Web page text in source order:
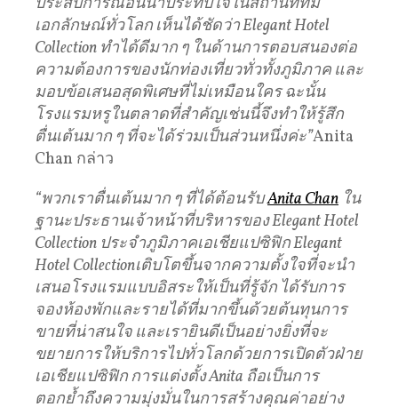
เอกลักษณ์ทั่วโลก เห็นได้ชัดว่า Elegant Hotel
Collection ทำได้ดีมาก ๆ ในด้านการตอบสนองต่อ
ความต้องการของนักท่องเที่ยวทั่วทั้งภูมิภาค และ
มอบข้อเสนอสุดพิเศษที่ไม่เหมือนใคร ฉะนั้น
โรงแรมหรูในตลาดที่สำคัญเช่นนี้จึงทำให้รู้สึก
ตื่นเต้นมาก ๆ ที่จะได้ร่วมเป็นส่วนหนึ่งค่ะ”Anita
Chan กล่าว
“พวกเราตื่นเต้นมาก ๆ ที่ได้ต้อนรับAnita Chan ใน
ฐานะประธานเจ้าหน้าที่บริหารของ Elegant Hotel
Collection ประจำภูมิภาคเอเชียแปซิฟิก Elegant
Hotel Collectionเติบโตขึ้นจากความตั้งใจที่จะนำ
เสนอโรงแรมแบบอิสระให้เป็นที่รู้จัก ได้รับการ
จองห้องพักและรายได้ที่มากขึ้นด้วยต้นทุนการ
ขายที่น่าสนใจ และเรายินดีเป็นอย่างยิ่งที่จะ
ขยายการให้บริการไปทั่วโลกด้วยการเปิดตัวฝ่าย
เอเชียแปซิฟิก การแต่งตั้ง Anita ถือเป็นการ
ตอกย้ำถึงความมุ่งมั่นในการสร้างคุณค่าอย่าง